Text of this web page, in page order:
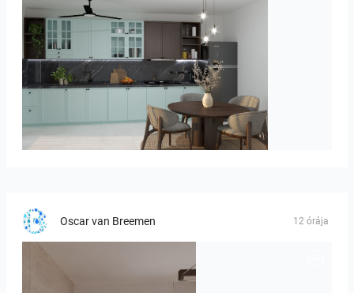
HANIN_KITCHEN
Oscar van Breemen 12 órája